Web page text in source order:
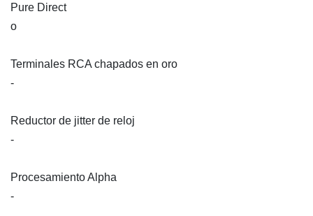
Pure Direct
o
Terminales RCA chapados en oro
-
Reductor de jitter de reloj
-
Procesamiento Alpha
-